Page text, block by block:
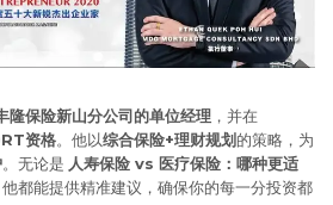
隆保险新山分公司的单位经理 ，并在
资格。他以综合保险+理财规划的策略，为
。无论是 人寿保险 vs 医疗保险：哪种更适
他都能提供精准建议，确保你的每一分投资都